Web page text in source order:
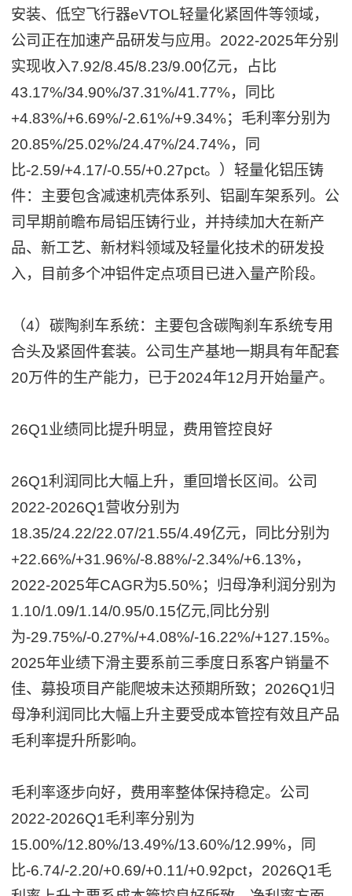
安装、低空飞行器eVTOL轻量化紧固件等领域，
公司正在加速产品研发与应用。2022-2025年分别
实现收入7.92/8.45/8.23/9.00亿元，占比
43.17%/34.90%/37.31%/41.77%，同比
+4.83%/+6.69%/-2.61%/+9.34%；毛利率分别为
20.85%/25.02%/24.47%/24.74%，同
比-2.59/+4.17/-0.55/+0.27pct。）轻量化铝压铸
件：主要包含减速机壳体系列、铝副车架系列。公
司早期前瞻布局铝压铸行业，并持续加大在新产
品、新工艺、新材料领域及轻量化技术的研发投
入，目前多个冲铝件定点项目已进入量产阶段。
（4）碳陶刹车系统：主要包含碳陶刹车系统专用
合头及紧固件套装。公司生产基地一期具有年配套
20万件的生产能力，已于2024年12月开始量产。
26Q1业绩同比提升明显，费用管控良好
26Q1利润同比大幅上升，重回增长区间。公司
2022-2026Q1营收分别为
18.35/24.22/22.07/21.55/4.49亿元，同比分别为
+22.66%/+31.96%/-8.88%/-2.34%/+6.13%，
2022-2025年CAGR为5.50%；归母净利润分别为
1.10/1.09/1.14/0.95/0.15亿元,同比分别
为-29.75%/-0.27%/+4.08%/-16.22%/+127.15%。
2025年业绩下滑主要系前三季度日系客户销量不
佳、募投项目产能爬坡未达预期所致；2026Q1归
母净利润同比大幅上升主要受成本管控有效且产品
毛利率提升所影响。
毛利率逐步向好，费用率整体保持稳定。公司
2022-2026Q1毛利率分别为
15.00%/12.80%/13.49%/13.60%/12.99%，同
比-6.74/-2.20/+0.69/+0.11/+0.92pct，2026Q1毛